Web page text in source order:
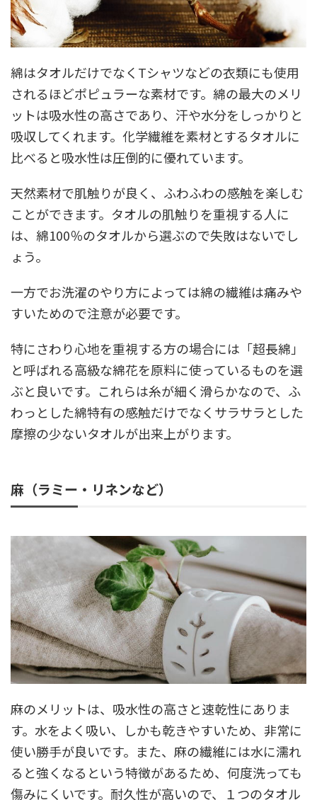
綿はタオルだけでなくTシャツなどの衣類にも使用
されるほどポピュラーな素材です。綿の最大のメリ
ットは吸水性の高さであり、汗や水分をしっかりと
吸収してくれます。化学繊維を素材とするタオルに
比べると吸水性は圧倒的に優れています。
天然素材で肌触りが良く、ふわふわの感触を楽しむ
ことができます。タオルの肌触りを重視する人に
は、綿100％のタオルから選ぶので失敗はないでし
ょう。
一方でお洗濯のやり方によっては綿の繊維は痛みや
すいためので注意が必要です。
特にさわり心地を重視する方の場合には「超長綿」
と呼ばれる高級な綿花を原料に使っているものを選
ぶと良いです。これらは糸が細く滑らかなので、ふ
わっとした綿特有の感触だけでなくサラサラとした
摩擦の少ないタオルが出来上がります。
麻（ラミー・リネンなど）
麻のメリットは、吸水性の高さと速乾性にありま
す。水をよく吸い、しかも乾きやすいため、非常に
使い勝手が良いです。また、麻の繊維には水に濡れ
ると強くなるという特徴があるため、何度洗っても
傷みにくいです。耐久性が高いので、１つのタオル